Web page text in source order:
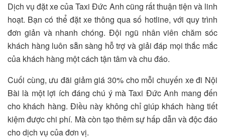
Dịch vụ đặt xe của Taxi Đức Anh cũng rất thuận tiện và linh
hoạt. Bạn có thể đặt xe thông qua số hotline, với quy trình
đơn giản và nhanh chóng. Đội ngũ nhân viên chăm sóc
khách hàng luôn sẵn sàng hỗ trợ và giải đáp mọi thắc mắc
của khách hàng một cách tận tâm và chu đáo.
Cuối cùng, ưu đãi giảm giá 30% cho mỗi chuyến xe đi Nội
Bài là một lợi ích đáng chú ý mà Taxi Đức Anh mang đến
cho khách hàng. Điều này không chỉ giúp khách hàng tiết
kiệm được chi phí. Mà còn tạo thêm sự hấp dẫn và độc đáo
cho dịch vụ của đơn vị.